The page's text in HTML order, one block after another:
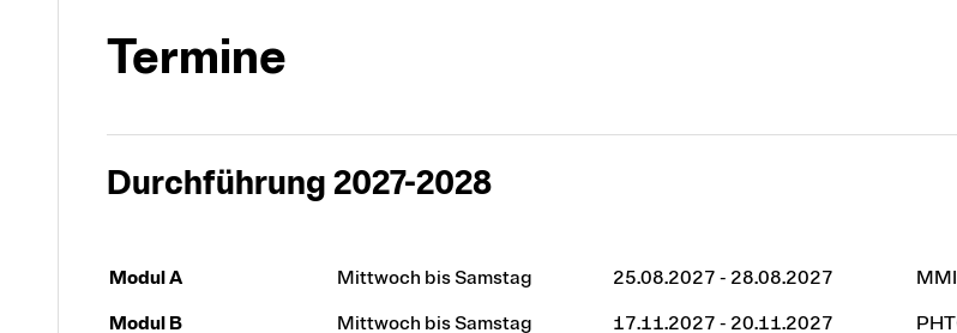
Termine
Durchführung 2027-2028
Modul A Mittwoch bis Samstag 25.08.2027 - 28.08.2027 MMI
Modul B
Mittwoch bis Samstag 17.11.2027 - 20.11.2027